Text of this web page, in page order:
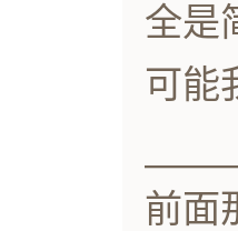
全是
可能
前面